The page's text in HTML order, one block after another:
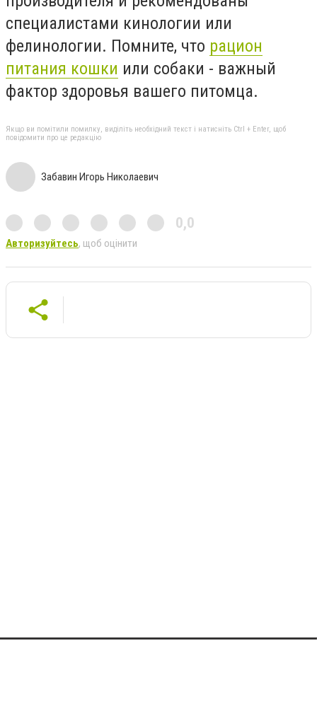
специалистами кинологии или
фелинологии. Помните, что рацион
питания кошки или собаки - важный
фактор здоровья вашего питомца.
Якщо ви помітили помилку, виділіть необхідний текст і натисніть Ctrl + Enter, щоб
повідомити про це редакцію
Забавин Игорь Николаевич
0,0
Авторизуйтесь, щоб оцінити